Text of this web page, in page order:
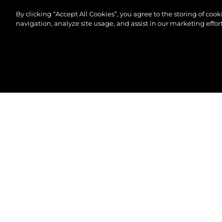
By clicking “Accept All Cookies”, you agree to the storing of
navigation, analyze site usage, and assist in our marketing